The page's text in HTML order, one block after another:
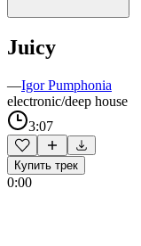
Juicy
—Igor Pumphonia
electronic/deep house
3:07
Купить трек
0:00